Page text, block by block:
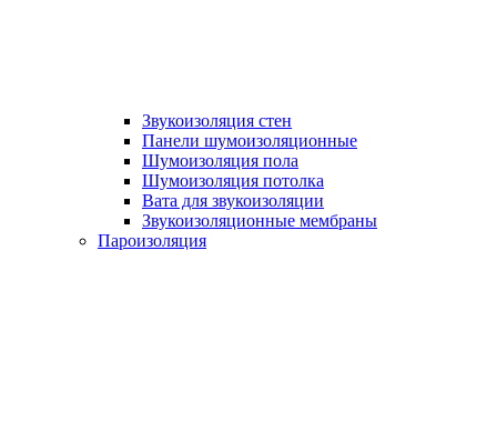
Звукоизоляция стен
Панели шумоизоляционные
Шумоизоляция пола
Шумоизоляция потолка
Вата для звукоизоляции
Звукоизоляционные мембраны
Пароизоляция